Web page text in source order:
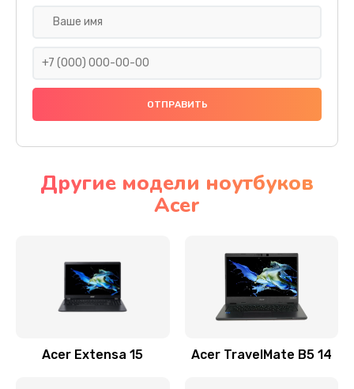
Ремонт подсветки
Настройка BIOS
Замена видеочипа
Заказать
Другие модели ноутбуков
Acer
Acer Extensa 15 Acer TravelMate B5 14